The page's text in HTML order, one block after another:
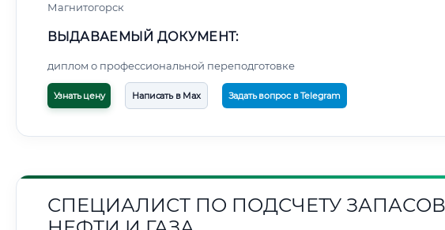
Магнитогорск
ВЫДАВАЕМЫЙ ДОКУМЕНТ:
диплом о профессиональной переподготовке
Узнать цену Написать в Max Задать вопрос в Telegram
СПЕЦИАЛИСТ ПО ПОДСЧЕТУ ЗАПАСОВ